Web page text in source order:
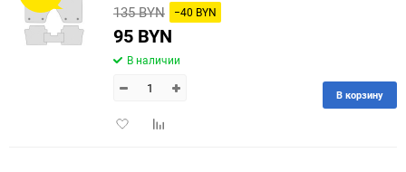
150
135 BYN −40 BYN
95 BYN
В наличии
ДобавитьДобавить
В корзину